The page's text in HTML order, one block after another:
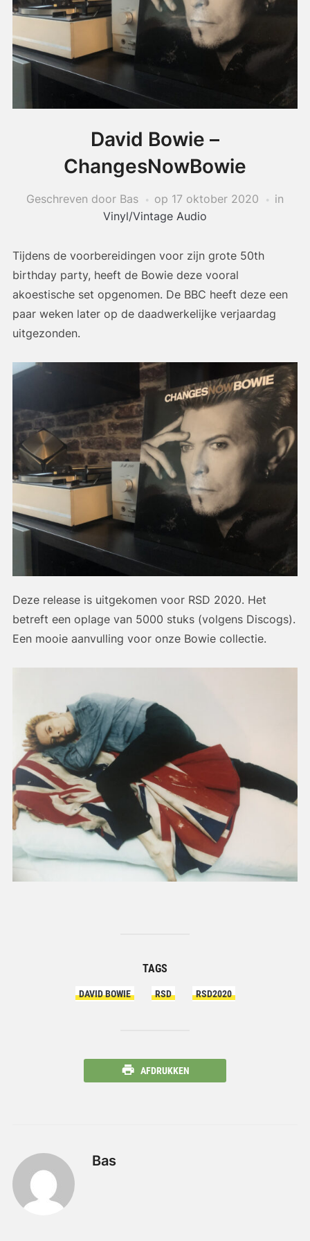
David Bowie –
ChangesNowBowie
Geschreven door Bas op 17 oktober 2020
in
Vinyl/Vintage Audio
Tijdens de voorbereidingen voor zijn grote 50th
birthday party, heeft de Bowie deze vooral
akoestische set opgenomen. De BBC heeft deze een
paar weken later op de daadwerkelijke verjaardag
uitgezonden.
Deze release is uitgekomen voor RSD 2020. Het
betreft een oplage van 5000 stuks (volgens Discogs).
Een mooie aanvulling voor onze Bowie collectie.
TAGS
DAVID BOWIE RSD RSD2020
AFDRUKKEN
Bas